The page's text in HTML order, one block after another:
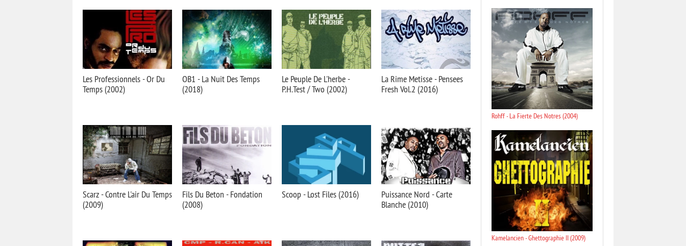
Les Professionnels - Or Du
Temps (2002)
OB1 - La Nuit Des Temps
(2018)
Le Peuple De L'herbe -
P.H.Test / Two (2002)
La Rime Metisse - Pensees
Fresh Vol.2 (2016)
Scarz - Contre L'air Du Temps
(2009)
Fils Du Beton - Fondation
(2008)
Scoop - Lost Files (2016)
Puissance Nord - Carte
Blanche (2010)
Rohff - La Fierte Des Notres (2004)
Kamelancien - Ghettographie II (2009)